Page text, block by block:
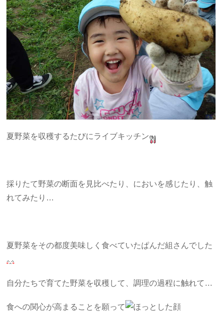
夏野菜を収穫するたびにライブキッチン
採りたて野菜の断面を見比べたり、においを感じたり、触
れてみたり…
夏野菜をその都度美味しく食べていたぱんだ組さんでした
自分たちで育てた野菜を収穫して、調理の過程に触れて…
食への関心が高まることを願って